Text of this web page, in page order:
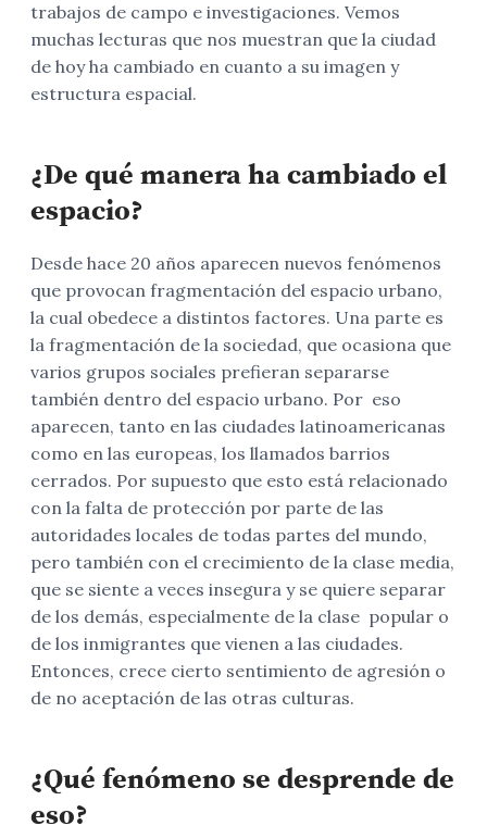
trabajos de campo e investigaciones. Vemos
muchas lecturas que nos muestran que la ciudad
de hoy ha cambiado en cuanto a su imagen y
estructura espacial.
¿De qué manera ha cambiado el
espacio?
Desde hace 20 años aparecen nuevos fenómenos
que provocan fragmentación del espacio urbano,
la cual obedece a distintos factores. Una parte es
la fragmentación de la sociedad, que ocasiona que
varios grupos sociales prefieran separarse
también dentro del espacio urbano. Por eso
aparecen, tanto en las ciudades latinoamericanas
como en las europeas, los llamados barrios
cerrados. Por supuesto que esto está relacionado
con la falta de protección por parte de las
autoridades locales de todas partes del mundo,
pero también con el crecimiento de la clase media,
que se siente a veces insegura y se quiere separar
de los demás, especialmente de la clase popular o
de los inmigrantes que vienen a las ciudades.
Entonces, crece cierto sentimiento de agresión o
de no aceptación de las otras culturas.
¿Qué fenómeno se desprende de
eso?